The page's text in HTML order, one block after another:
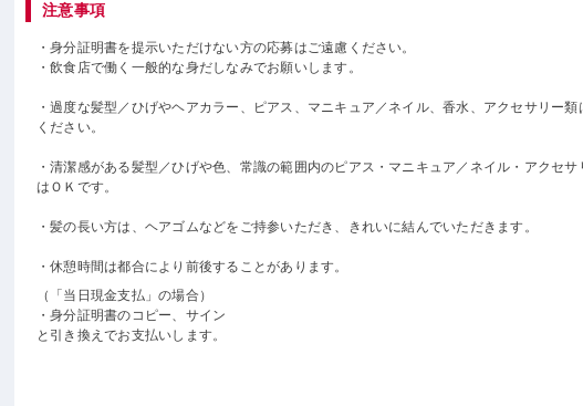
注意事項
・身分証明書を提示いただけない方の応募はご遠慮ください。
・飲食店で働く一般的な身だしなみでお願いします。
・過度な髪型／ひげやヘアカラー、ピアス、マニキュア／ネイル、香水、アクセサリー類
ください。
・清潔感がある髪型／ひげや色、常識の範囲内のピアス・マニキュア／ネイル・アクセサ
はＯＫです。
・髪の長い方は、ヘアゴムなどをご持参いただき、きれいに結んでいただきます。
・休憩時間は都合により前後することがあります。
（「当日現金支払」の場合）
・身分証明書のコピー、サイン
と引き換えでお支払いします。